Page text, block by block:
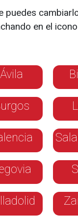
La 8
puedes
en el icono
Ávila